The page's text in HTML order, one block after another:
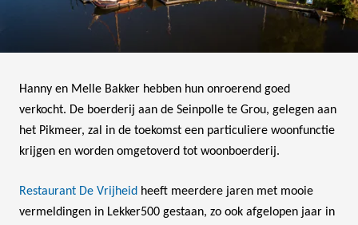
Hanny en Melle Bakker hebben hun onroerend goed
verkocht. De boerderij aan de Seinpolle te Grou, gelegen aan
het Pikmeer, zal in de toekomst een particuliere woonfunctie
krijgen en worden omgetoverd tot woonboerderij.
Restaurant De Vrijheid heeft meerdere jaren met mooie
vermeldingen in Lekker500 gestaan, zo ook afgelopen jaar in